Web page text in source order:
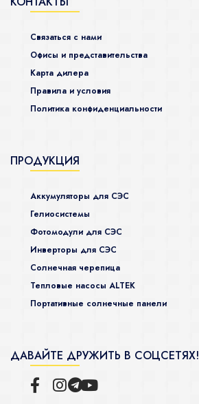
Связаться с нами
Офисы и представительства
Карта дилера
Правила и условия
Политика конфиденциальности
ПРОДУКЦИЯ
Аккумуляторы для СЭС
Гелиосистемы
Фотомодули для СЭС
Инверторы для СЭС
Солнечная черепица
Тепловые насосы ALTEK
Портативные солнечные панели
ДАВАЙТЕ ДРУЖИТЬ В СОЦСЕТЯХ!